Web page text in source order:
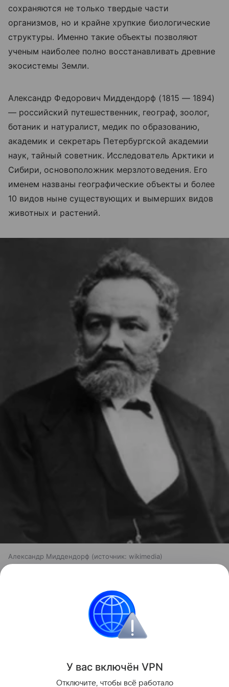
сохраняются не только твердые части
организмов, но и крайне хрупкие биологические
структуры. Именно такие объекты позволяют
ученым наиболее полно восстанавливать древние
экосистемы Земли.
Александр Федорович Миддендорф (1815 — 1894)
— российский путешественник, географ, зоолог,
ботаник и натуралист, медик по образованию,
академик и секретарь Петербургской академии
наук, тайный советник. Исследователь Арктики и
Сибири, основоположник мерзлотоведения. Его
именем названы географические объекты и более
10 видов ныне существующих и вымерших видов
животных и растений.
Александр Миддендорф источник: wikimedia
об ужасах массовых вымираний.
российские ученые археология
Поделиться
У вас включён VPN
Отключите, чтобы всё работало